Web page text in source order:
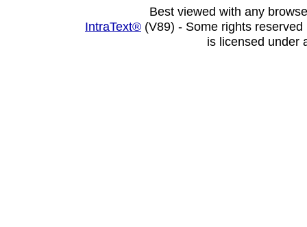
Best viewed with any
IntraText® (V89) - Some rights
is licensed under